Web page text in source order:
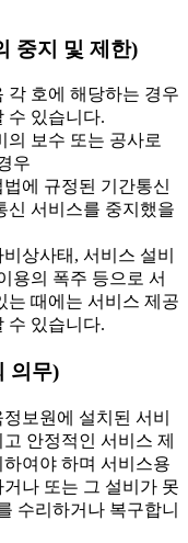
중지 및 제한)
호에 해당하는 경우
수 있습니다.
의 보수 또는 공사로
우
에 규정된 기간통신
신 서비스를 중지했을
상사태, 서비스 설비
용의 폭주 등으로 서
는 때에는 서비스 제공
수 있습니다.
의무)
보원에 설치된 서비
안정적인 서비스 제
여야 하며 서비스용
나 또는 그 설비가 못
수리하거나 복구합니